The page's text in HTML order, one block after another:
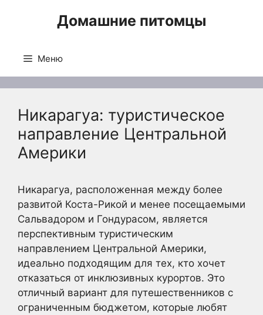
Домашние питомцы
Меню
Никарагуа: туристическое
направление Центральной
Америки
Никарагуа, расположенная между более
развитой Коста-Рикой и менее посещаемыми
Сальвадором и Гондурасом, является
перспективным туристическим
направлением Центральной Америки,
идеально подходящим для тех, кто хочет
отказаться от инклюзивных курортов. Это
отличный вариант для путешественников с
ограниченным бюджетом, которые любят